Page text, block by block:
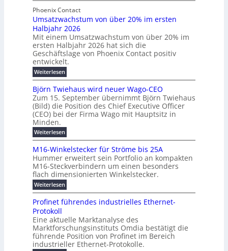
H
u
b
f
ü
r
m
o
d
e
r
n
E
n
e
r
g
i
e
l
ö
u
n
g
t
e
N
H
-
S
i
c
h
r
u
n
s
l
a
s
t
s
c
h
a
t
l
e
t
e
i
l
i
g
u
n
g
e
i
m
0
2
6
E
u
r
o
p
e
n
E
t
e
h
n
e
r
w
e
i
t
e
r
t
K
a
p
a
z
i
t
ä
t
e
f
ü
d
Phoenix Contact
Umsatzwachstum von über 20% im ersten
Halbjahr 2026
Mit einem Umsatzwachstum von über 20% im
ersten Halbjahr 2026 hat sich die
Geschäftslage von Phoenix Contact positiv
entwickelt.
Weiterlesen:
U
m
s
a
t
z
a
c
h
s
t
u
m
v
o
n
ü
b
r
2
0
%
Björn Twiehaus wird neuer Wago-CEO
Zum 15. September übernimmt Björn Twiehaus
(Bild) die Position des Chief Executive Officer
(CEO) bei der Firma Wago mit Hauptsitz in
Minden.
Weiterlesen:
B
ö
r
n
T
w
i
e
h
u
s
w
r
M16-Winkelstecker für Ströme bis 25A
Hummer erweitert sein Portfolio an kompakten
M16-Steckverbindern um einen besonders
flach dimensionierten Winkelstecker.
Weiterlesen:
M
1
6
W
i
n
k
e
Profinet führendes industrielles Ethernet-
Protokoll
Eine aktuelle Marktanalyse des
Marktforschungsinstituts Omdia bestätigt die
führende Position von Profinet im Bereich
industrieller Ethernet-Protokolle.